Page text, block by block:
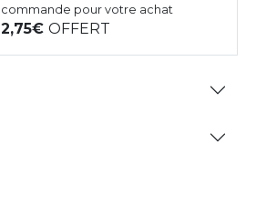
commande pour votre achat
2,75OFFERT